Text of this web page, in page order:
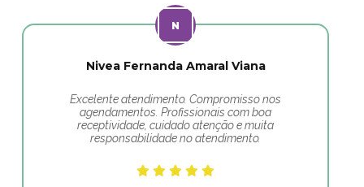
Nivea Fernanda Amaral Viana
Excelente atendimento. Compromisso nos
agendamentos. Profissionais com boa
receptividade, cuidado atenção e muita
responsabilidade no atendimento.